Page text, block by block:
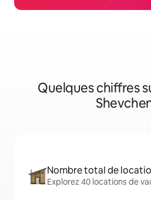
Quelques chiffres
Nombre total de
Explorez 40 locations de